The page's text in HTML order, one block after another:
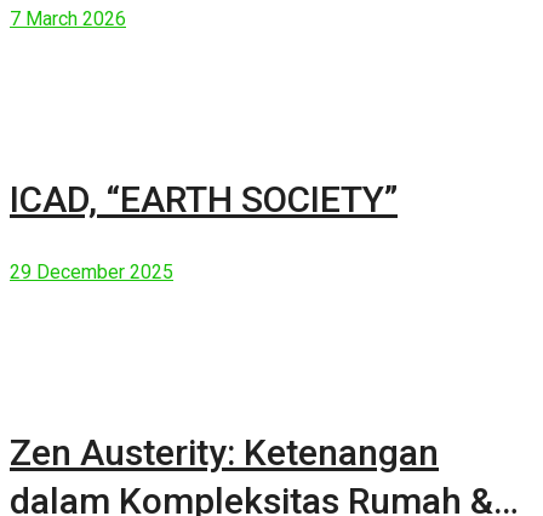
7 March 2026
ICAD, “EARTH SOCIETY”
29 December 2025
Zen Austerity: Ketenangan
dalam Kompleksitas Rumah &